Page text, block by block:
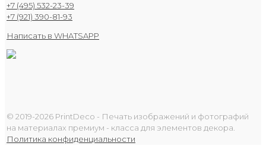
+7 (495) 532-23-39
+7 (921) 390-81-93
Написать в WHATSAPP
© 2019-2026 PrintDeco - Печать изображений и фотографий
на материалах премиум - класса для элементов декора.
Политика конфиденциальности